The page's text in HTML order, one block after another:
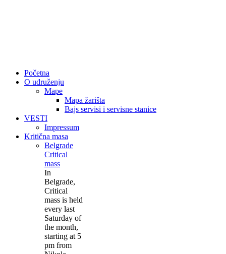
Početna
O udruženju
Mape
Mapa žarišta
Bajs servisi i servisne stanice
VESTI
Impressum
Kritična masa
Belgrade
Critical
mass
In
Belgrade,
Critical
mass is held
every last
Saturday of
the month,
starting at 5
pm from